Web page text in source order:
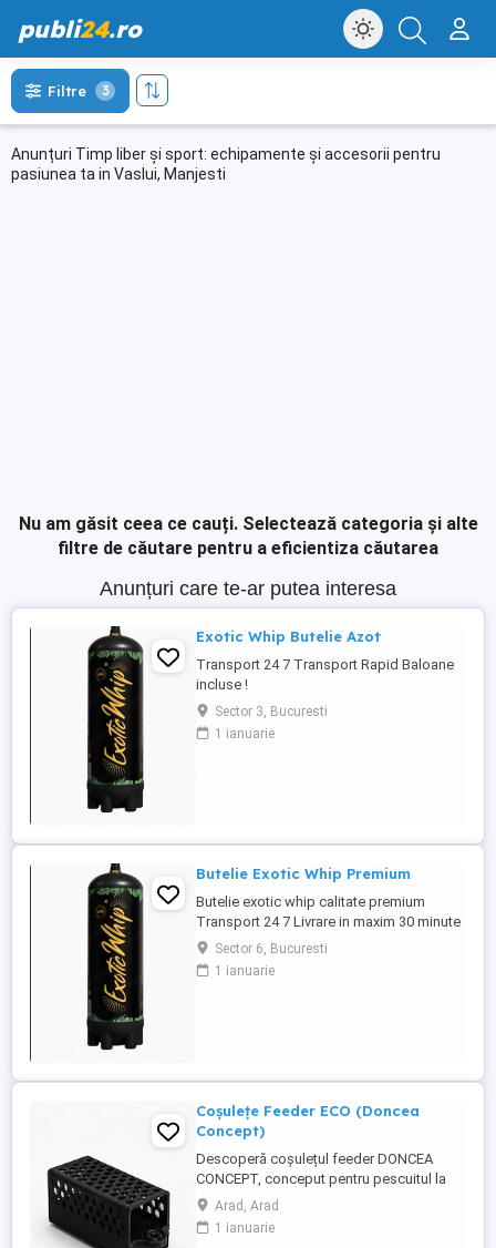
publi24.ro
Anunțuri Timp liber și sport: echipamente și accesorii pentru
pasiunea ta in Vaslui, Manjesti
Filtre 3
Nu am găsit ceea ce cauți. Selectează categoria și alte
filtre de căutare pentru a eficientiza căutarea
Anunțuri care te-ar putea interesa
Exotic Whip Butelie Azot
Transport 24 7 Transport Rapid Baloane
incluse !
Sector 3, Bucuresti
1 ianuarie
Butelie Exotic Whip Premium
Butelie exotic whip calitate premium
Transport 24 7 Livrare in maxim 30 minute
Sector 6, Bucuresti
1 ianuarie
Coșulețe Feeder ECO (Doncea
Concept)
Descoperă coșulețul feeder DONCEA
CONCEPT, conceput pentru pescuitul la
feeder și realizat în România. Fabricat din
plastic rezistent, acesta este proiectat
pentru o utilizare practică și eficientă la
Arad, Arad
1 ianuarie